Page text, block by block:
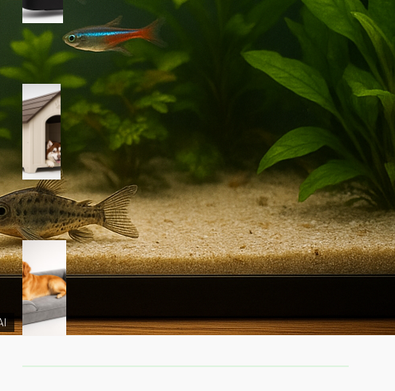
PawHut cuccia per cani da
esterno taglia grande, la
casetta in plastica
impermeabile ora a prezzo
ribassato su Amazon
Cuccia ortopedica Feandrea
Blomfy per cani: un letto
comodo per sostegno di